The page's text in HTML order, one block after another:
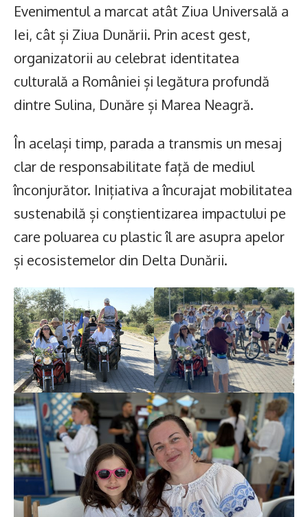
Evenimentul a marcat atât Ziua Universală a
Iei, cât și Ziua Dunării. Prin acest gest,
organizatorii au celebrat identitatea
culturală a României și legătura profundă
dintre Sulina, Dunăre și Marea Neagră.
În același timp, parada a transmis un mesaj
clar de responsabilitate față de mediul
înconjurător. Inițiativa a încurajat mobilitatea
sustenabilă și conștientizarea impactului pe
care poluarea cu plastic îl are asupra apelor
și ecosistemelor din Delta Dunării.